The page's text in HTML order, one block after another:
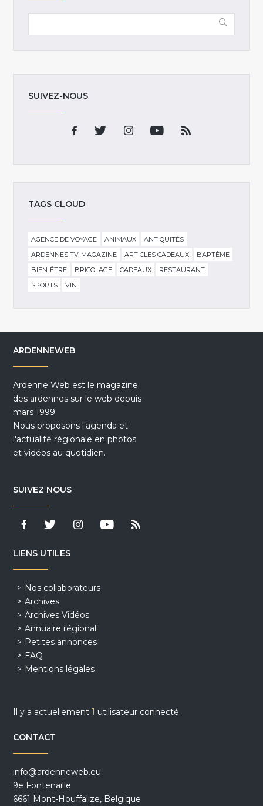
SUIVEZ-NOUS
TAGS CLOUD
AGENCE DE VOYAGE ANIMAUX
ANTIQUITÉS
ARDENNES TV-MAGAZINE
ARTICLES CADEAUX
BAPTÊME
BIEN-ÊTRE
BRICOLAGE CADEAUX
RESTAURANT
SPORTS
VIN
ARDENNEWEB
Ardenne Web est le magazine
des ardennes sur le web depuis
mars 1999.
Nous proposons l'agenda et
l'actualité régionale en photos
et vidéos au quotidien.
SUIVEZ NOUS
LIENS UTILES
Nos collaborateurs
Archives
Archives Vidéos
Annuaire régional
Petites annonces
FAQ
Mentions légales
Il y a actuellement1 utilisateur connecté.
CONTACT
info@ardenneweb.eu
9e Fontenaille
6661 Mont-Houffalize, Belgique